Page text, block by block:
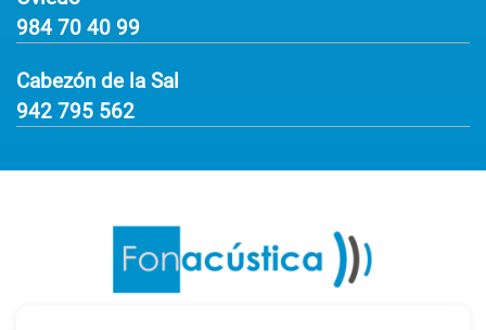
984 70 40 99
Cabezón de la Sal
942 795 562